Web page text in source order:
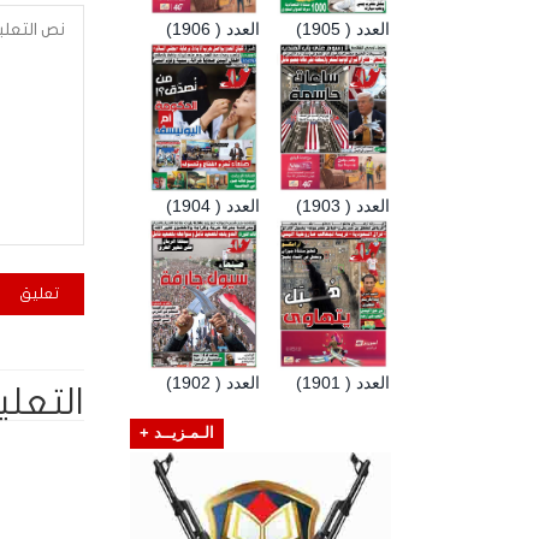
العدد ( 1906) العدد ( 1905)
العدد ( 1904) العدد ( 1903)
العدد ( 1902) العدد ( 1901)
الـمـزيــد +